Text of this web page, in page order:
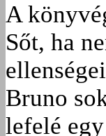
A
Sőt, ha
Bruno
lefelé